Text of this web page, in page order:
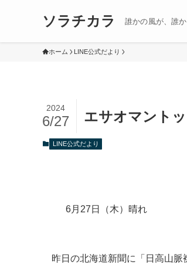
ソラチカラ 誰かの風が、誰
ホーム LINE公式だより
エサオマント
2024
6/27
LINE公式だより
6月27日（木）晴れ
昨日の北海道新聞に「日高山脈